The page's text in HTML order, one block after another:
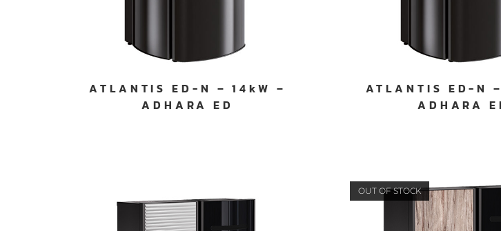
ATLANTIS ED-N – 14kW –
ADHARA ED
ATLANTIS ED-N
ADHARA
OUT OF STOCK